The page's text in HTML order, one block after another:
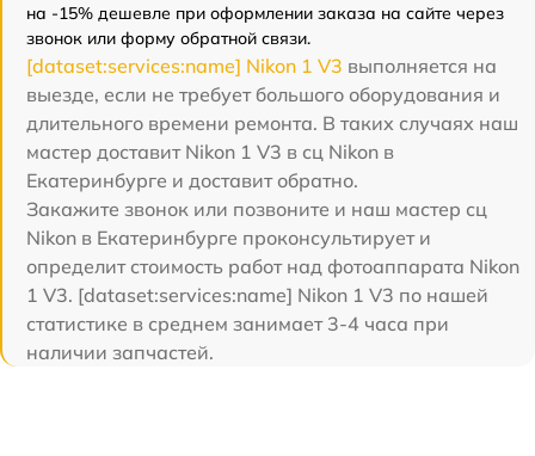
на -15% дешевле при оформлении заказа на сайте через
звонок или форму обратной связи.
[dataset:services:name] Nikon 1 V3 выполняется на
выезде, если не требует большого оборудования и
длительного времени ремонта. В таких случаях наш
мастер доставит Nikon 1 V3 в сц Nikon в
Екатеринбурге и доставит обратно.
Закажите звонок или позвоните и наш мастер сц
Nikon в Екатеринбурге проконсультирует и
определит стоимость работ над фотоаппарата Nikon
1 V3. [dataset:services:name] Nikon 1 V3 по нашей
статистике в среднем занимает 3-4 часа при
наличии запчастей.